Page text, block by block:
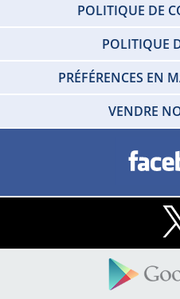
POLITIQUE DE
POLITIQUE
PRÉFÉRENCES EN
VENDRE